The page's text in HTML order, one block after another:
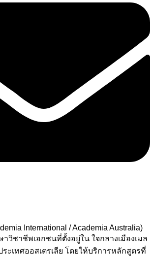
International / Academia Australia)
วิชาชีพเอกชนที่ตั้งอยู่ใน ใจกลางเมืองเมล
ระเทศออสเตรเลีย โดยให้บริการหลักสูตรที่